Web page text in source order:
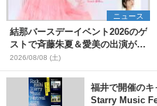
ニュース
結那バースデーイベント2026のゲ
ストで斉藤朱夏＆愛美の出演が決
定
2026/08/08 (土)
福井で開催の
Starry Music